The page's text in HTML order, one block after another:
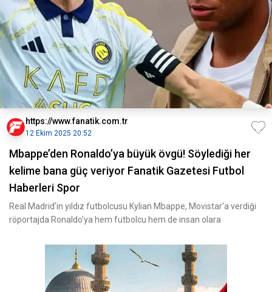
https://www.fanatik.com.tr
12 Ekim 2025 20:52
Mbappe’den Ronaldo’ya büyük övgü! Söylediği her
kelime bana güç veriyor Fanatik Gazetesi Futbol
Haberleri Spor
Real Madrid'in yıldız futbolcusu Kylian Mbappe, Movistar'a verdiği
röportajda Ronaldo'ya hem futbolcu hem de insan olara